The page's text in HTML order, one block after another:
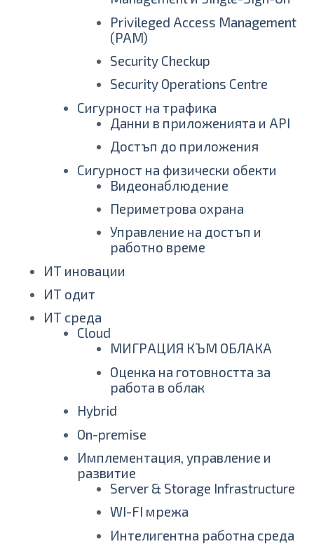
Privileged Access Management
(PAM)
Security Checkup
Security Operations Centre
Сигурност на трафика
Данни в приложенията и API
Достъп до приложения
Сигурност на физически обекти
Видеонаблюдение
Периметрова охрана
Управление на достъп и
работно време
ИТ иновации
ИТ одит
ИТ среда
Cloud
МИГРАЦИЯ КЪМ ОБЛАКА
Оценка на готовността за
работа в облак
Hybrid
On-premise
Имплементация, управление и
развитие
Server & Storage Infrastructure
WI-FI мрежа
Интелигентна работна среда